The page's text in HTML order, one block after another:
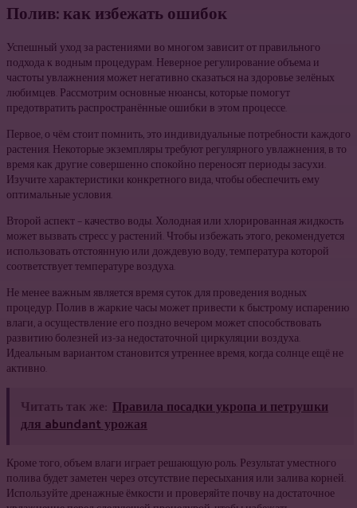
Полив: как избежать ошибок
Успешный уход за растениями во многом зависит от правильного
подхода к водным процедурам. Неверное регулирование объема и
частоты увлажнения может негативно сказаться на здоровье зелёных
любимцев. Рассмотрим основные нюансы, которые помогут
предотвратить распространённые ошибки в этом процессе.
Первое, о чём стоит помнить, это индивидуальные потребности каждого
растения. Некоторые экземпляры требуют регулярного увлажнения, в то
время как другие совершенно спокойно переносят периоды засухи.
Изучите характеристики конкретного вида, чтобы обеспечить ему
оптимальные условия.
Второй аспект – качество воды. Холодная или хлорированная жидкость
может вызвать стресс у растений. Чтобы избежать этого, рекомендуется
использовать отстоянную или дождевую воду, температура которой
соответствует температуре воздуха.
Не менее важным является время суток для проведения водных
процедур. Полив в жаркие часы может привести к быстрому испарению
влаги, а осуществление его поздно вечером может способствовать
развитию болезней из-за недостаточной циркуляции воздуха.
Идеальным вариантом становится утреннее время, когда солнце ещё не
активно.
Читать так же: Правила посадки укропа и петрушки
для abundant урожая
Кроме того, объем влаги играет решающую роль. Результат уместного
полива будет заметен через отсутствие пересыхания или залива корней.
Используйте дренажные ёмкости и проверяйте почву на достаточное